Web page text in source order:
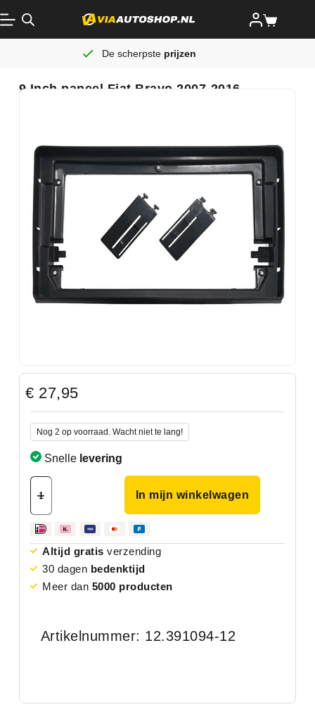
De scherpste prijzen
9 Inch paneel Fiat Bravo 2007-2016
€ 27,95
Nog 2 op voorraad. Wacht niet te lang!
Snelle levering
In mijn winkelwagen
Altijd gratis verzending
30 dagen bedenktijd
Meer dan 5000 producten
Artikelnummer: 12.391094-12